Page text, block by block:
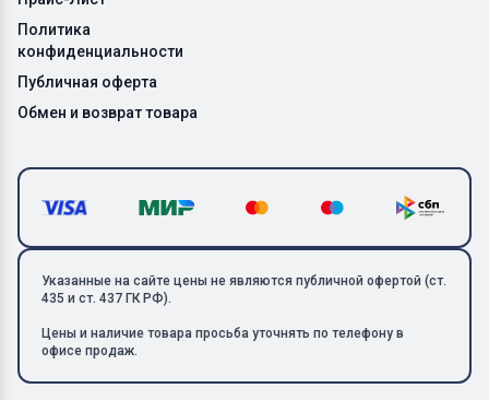
Политика
конфиденциальности
Публичная оферта
Обмен и возврат товара
Указанные на сайте цены не являются публичной офертой (ст.
435 и ст. 437 ГК РФ).
Цены и наличие товара просьба уточнять по телефону в
офисе продаж.